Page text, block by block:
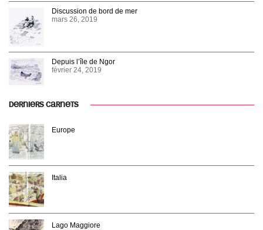
Discussion de bord de mer
mars 26, 2019
Depuis l’île de Ngor
février 24, 2019
DERNIERS CARNETS
Europe
Italia
Lago Maggiore